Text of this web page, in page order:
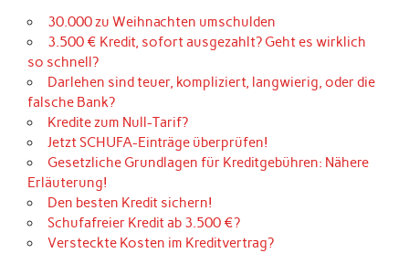
30.000 zu Weihnachten umschulden
3.500 € Kredit, sofort ausgezahlt? Geht es wirklich
so schnell?
Darlehen sind teuer, kompliziert, langwierig, oder die
falsche Bank?
Kredite zum Null-Tarif?
Jetzt SCHUFA-Einträge überprüfen!
Gesetzliche Grundlagen für Kreditgebühren: Nähere
Erläuterung!
Den besten Kredit sichern!
Schufafreier Kredit ab 3.500 €?
Versteckte Kosten im Kreditvertrag?